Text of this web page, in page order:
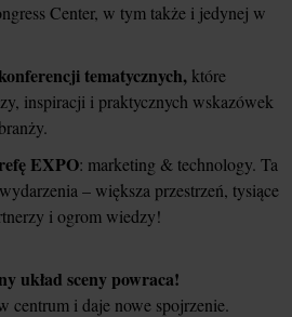
Center, w tym także i jedynej w
tematycznych, które
inspiracji i praktycznych wskazówek
EXPO: marketing & technology. Ta
– większa przestrzeń, tysiące
i ogrom wiedzy!
układ sceny powraca!
centrum i daje nowe spojrzenie.